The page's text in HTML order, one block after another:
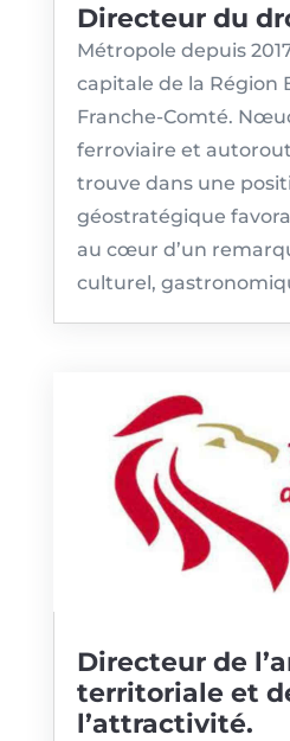
Directeur du
Métropole depuis
capitale de la Région
Franche-Comté.
ferroviaire et
trouve dans une
géostratégique
au cœur d’un
culturel,
Directeur de
territoriale et
l’attractivité.